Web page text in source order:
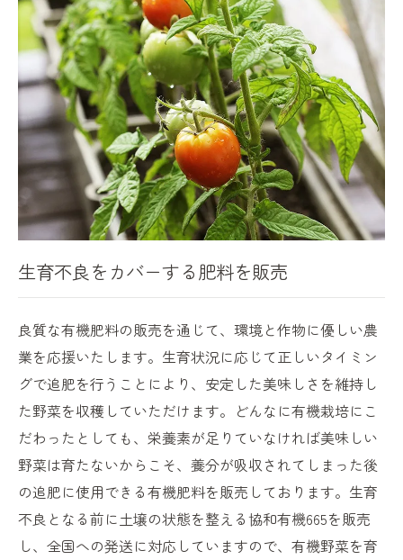
生育不良をカバーする肥料を販売
良質な有機肥料の販売を通じて、環境と作物に優しい農
業を応援いたします。生育状況に応じて正しいタイミン
グで追肥を行うことにより、安定した美味しさを維持し
た野菜を収穫していただけます。どんなに有機栽培にこ
だわったとしても、栄養素が足りていなければ美味しい
野菜は育たないからこそ、養分が吸収されてしまった後
の追肥に使用できる有機肥料を販売しております。生育
不良となる前に土壌の状態を整える協和有機665を販売
し、全国への発送に対応していますので、有機野菜を育